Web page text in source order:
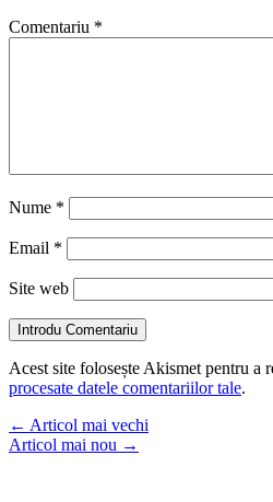
Comentariu *
Nume *
Email *
Site web
Introdu Comentariu
Acest site folosește Akismet pentru a
procesate datele comentariilor tale.
← Articol mai vechi
Articol mai nou →